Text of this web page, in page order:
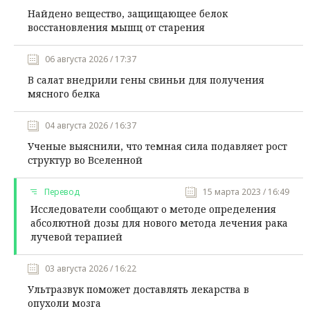
Найдено вещество, защищающее белок
восстановления мышц от старения
06 августа 2026 / 17:37
В салат внедрили гены свиньи для получения
мясного белка
04 августа 2026 / 16:37
Ученые выяснили, что темная сила подавляет рост
структур во Вселенной
Перевод 15 марта 2023 / 16:49
Исследователи сообщают о методе определения
абсолютной дозы для нового метода лечения рака
лучевой терапией
03 августа 2026 / 16:22
Ультразвук поможет доставлять лекарства в
опухоли мозга